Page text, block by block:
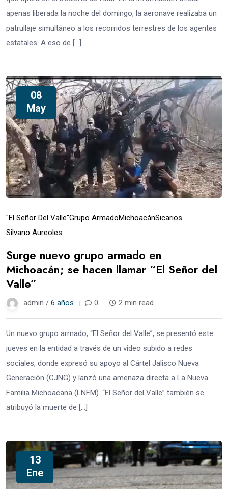
apenas liberada la noche del domingo, la aeronave realizaba un
patrullaje simultáneo a los recorridos terrestres de los agentes
estatales. A eso de […]
08
May
"El Señor Del Valle"Grupo ArmadoMichoacánSicarios
Silvano Aureoles
Surge nuevo grupo armado en
Michoacán; se hacen llamar “El Señor del
Valle”
admin / 6 años 0 2 min read
Un nuevo grupo armado, “El Señor del Valle”, se presentó este
jueves en la entidad a través de un video subido a redes
sociales, donde expresó su apoyo al Cártel Jalisco Nueva
Generación (CJNG) y lanzó una amenaza directa a La Nueva
Familia Michoacana (LNFM). “El Señor del Valle” también se
atribuyó la muerte de […]
13
Ene